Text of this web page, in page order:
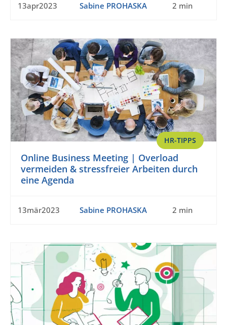
13apr2023 Sabine PROHASKA 2 min
HR-TIPPS
Online Business Meeting | Overload
vermeiden & stressfreier Arbeiten durch
eine Agenda
13mär2023 Sabine PROHASKA 2 min